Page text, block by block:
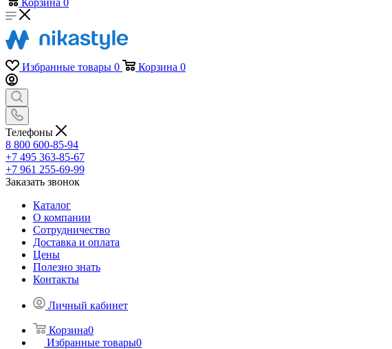
Корзина 0
Избранные товары 0 Корзина 0
Телефоны
8 800 600-85-94
+7 495 363-85-67
+7 961 255-69-99
Заказать звонок
Каталог
О компании
Сотрудничество
Доставка и оплата
Цены
Полезно знать
Контакты
Личный кабинет
Корзина0
Избранные товары0